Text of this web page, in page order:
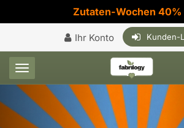
Zutaten-Wochen 40%
Ihr Konto Kunden-
Toggle navigation